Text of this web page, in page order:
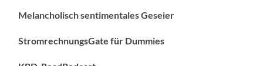
Melancholisch sentimentales Geseier
StromrechnungsGate für Dummies